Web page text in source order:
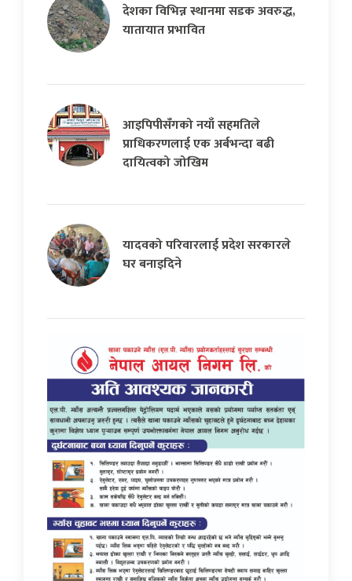
देशका विभिन्न स्थानमा सडक अवरुद्ध,
यातायात प्रभावित
आइपिपीसँगको नयाँ सहमतिले
प्राधिकरणलाई एक अर्बभन्दा बढी
दायित्वको जोखिम
यादवको परिवारलाई प्रदेश सरकारले
घर बनाइदिने